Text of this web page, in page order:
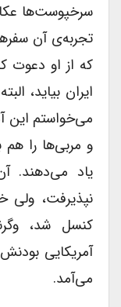
سرخپوست‌ها
تجربه‌ی آن
که از او دعوت
ایران بیاید،
می‌خواستم این
و مربی‌ها را هم
یاد می‌دهند.
نپذیرفت، ولی
کنسل شد،
آمریکایی
می‌آمد.